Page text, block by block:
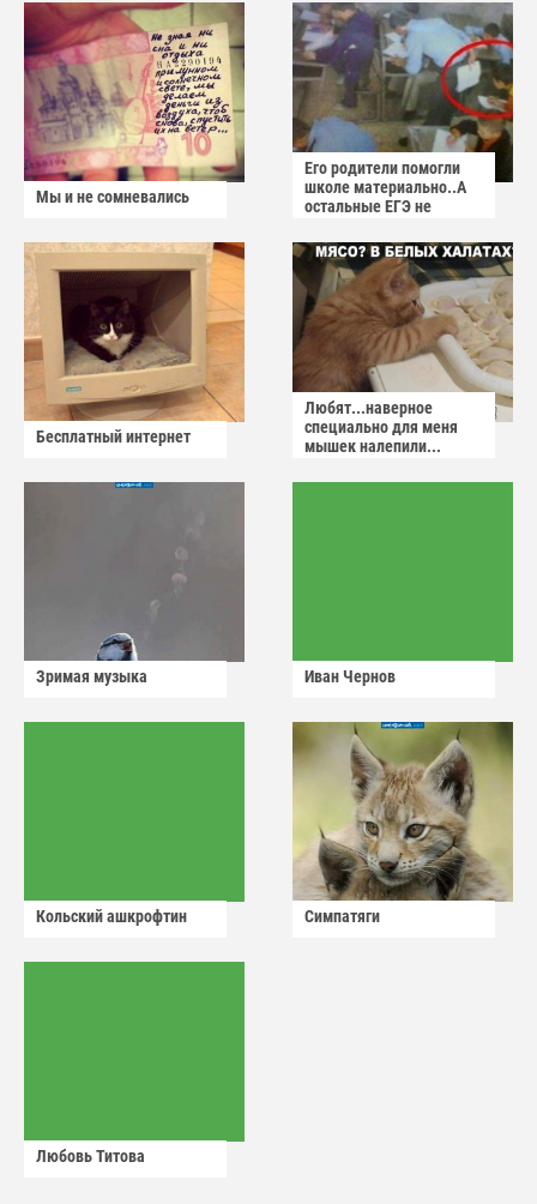
Мы и не сомневались
Его родители помогли
школе материально..А
остальные ЕГЭ не
Бесплатный интернет
Любят...наверное
специально для меня
мышек налепили...
Зримая музыка Иван Чернов
Кольский ашкрофтин Симпатяги
Любовь Титова